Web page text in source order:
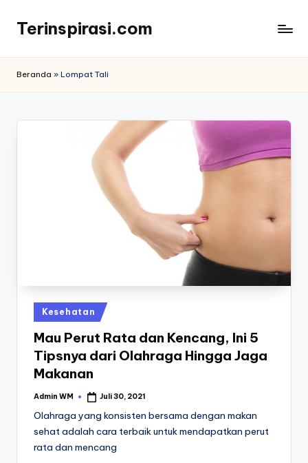
content
Terinspirasi.com
Terkini
Beranda » Lompat Tali
Posted
in
Kesehatan
Mau Perut Rata dan Kencang, Ini 5
Tipsnya dari Olahraga Hingga Jaga
Makanan
Posted
Admin WM Juli 30, 2021
Olahraga yang konsisten bersama dengan makan
sehat adalah cara terbaik untuk mendapatkan perut
rata dan mencang